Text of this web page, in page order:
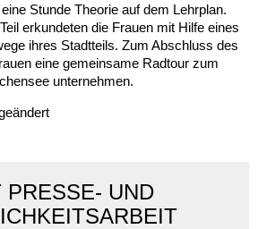
König-Ludwig-Straße
Langes Feld “Deisterspatzen”
Pfarrlandplatz
Ibykusweg / Familienzentrum
Johannes-Lau-Hof
König-Ludwig-Straße
Stunde Theorie auf dem Lehrplan.
erkundeten die Frauen mit Hilfe eines
ihres Stadtteils. Zum Abschluss des
eine gemeinsame Radtour zum
unternehmen.
PRESSE- UND